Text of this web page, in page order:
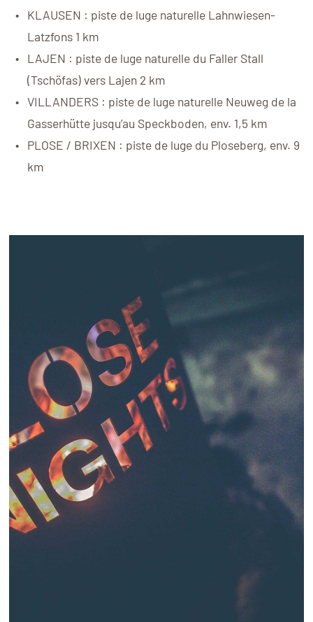
KLAUSEN : piste de luge naturelle Lahnwiesen-
Latzfons 1 km
LAJEN : piste de luge naturelle du Faller Stall
(Tschöfas) vers Lajen 2 km
VILLANDERS : piste de luge naturelle Neuweg de la
Gasserhütte jusqu’au Speckboden, env. 1,5 km
PLOSE / BRIXEN : piste de luge du Ploseberg, env. 9
km